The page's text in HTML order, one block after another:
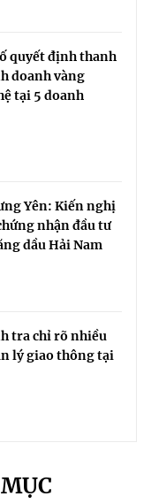
quyết định thanh
doanh vàng
tại 5 doanh
Yên: Kiến nghị
nhận đầu tư
dầu Hải Nam
tra chỉ rõ nhiều
lý giao thông tại